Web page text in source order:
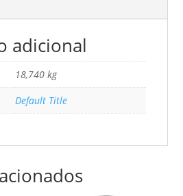
adicional
18,740 kg
Default Title